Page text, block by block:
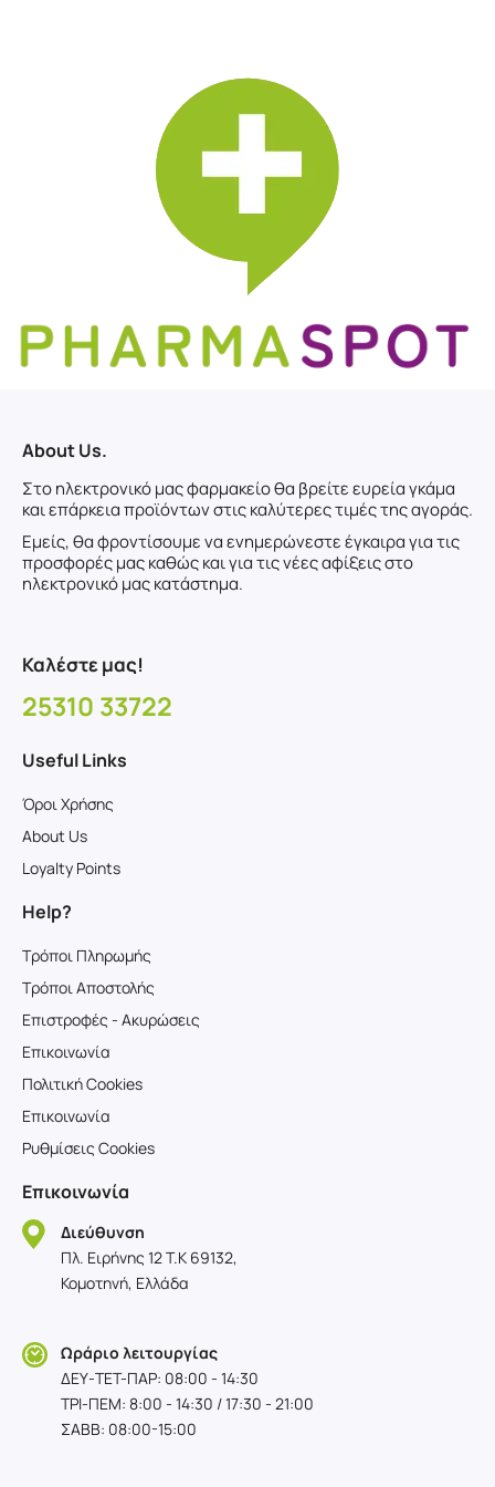
About Us.
Στο ηλεκτρονικό μας φαρμακείο θα βρείτε ευρεία γκάμα
και επάρκεια προϊόντων στις καλύτερες τιμές της αγοράς.
Εμείς, θα φροντίσουμε να ενημερώνεστε έγκαιρα για τις
προσφορές μας καθώς και για τις νέες αφίξεις στο
ηλεκτρονικό μας κατάστημα.
Καλέστε μας!
25310 33722
Useful Links
Όροι Χρήσης
About Us
Loyalty Points
Help?
Τρόποι Πληρωμής
Τρόποι Αποστολής
Επιστροφές - Ακυρώσεις
Επικοινωνία
Πολιτική Cookies
Επικοινωνία
Ρυθμίσεις Cookies
Επικοινωνία
Διεύθυνση
Πλ. Ειρήνης 12 T.K 69132,
Κομοτηνή, Ελλάδα
Ωράριο λειτουργίας
ΔΕΥ-TET-ΠΑΡ: 08:00 - 14:30
ΤΡΙ-ΠΕΜ: 8:00 - 14:30 / 17:30 - 21:00
ΣΑΒΒ: 08:00-15:00